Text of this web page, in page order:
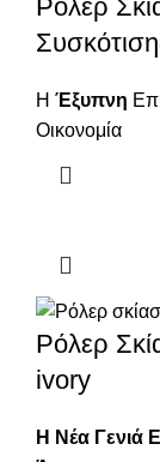
Ρόλερ
Η Έξυπνη
Οικονομία
Ρόλερ
ivory
Η Νέα Γενιά